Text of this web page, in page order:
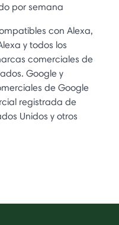
por semana
con Alexa,
y todos los
comerciales de
Google y
de Google
registrada de
Unidos y otros